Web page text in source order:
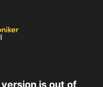
is out of